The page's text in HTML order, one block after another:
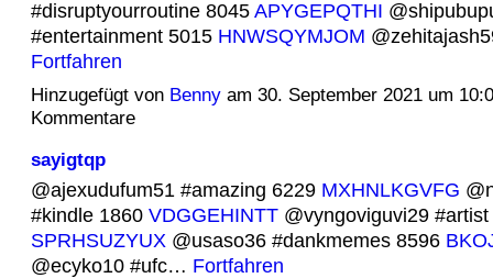
#disruptyourroutine 8045APYGEPQTHI
#entertainment 5015 HNWSQYMJOM
Fortfahren
Hinzugefügt von Bennyam 30. September 2021 um
Kommentare
sayigtqp
@ajexudufum51 #amazing 6229 MXHNLKGVFG
#kindle 1860 VDGGEHINTT@vyngoviguvi29 #artist
SPRHSUZYUX @usaso36 #dankmemes 8596
@ecyko10 #ufc… Fortfahren